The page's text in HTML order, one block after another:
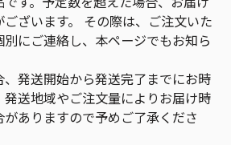
ざいます。 その際は、ご注文いた
にご連絡し、本ページでもお知ら
発送開始から発送完了までにお時
送地域やご注文量によりお届け時
ありますので予めご了承くださ